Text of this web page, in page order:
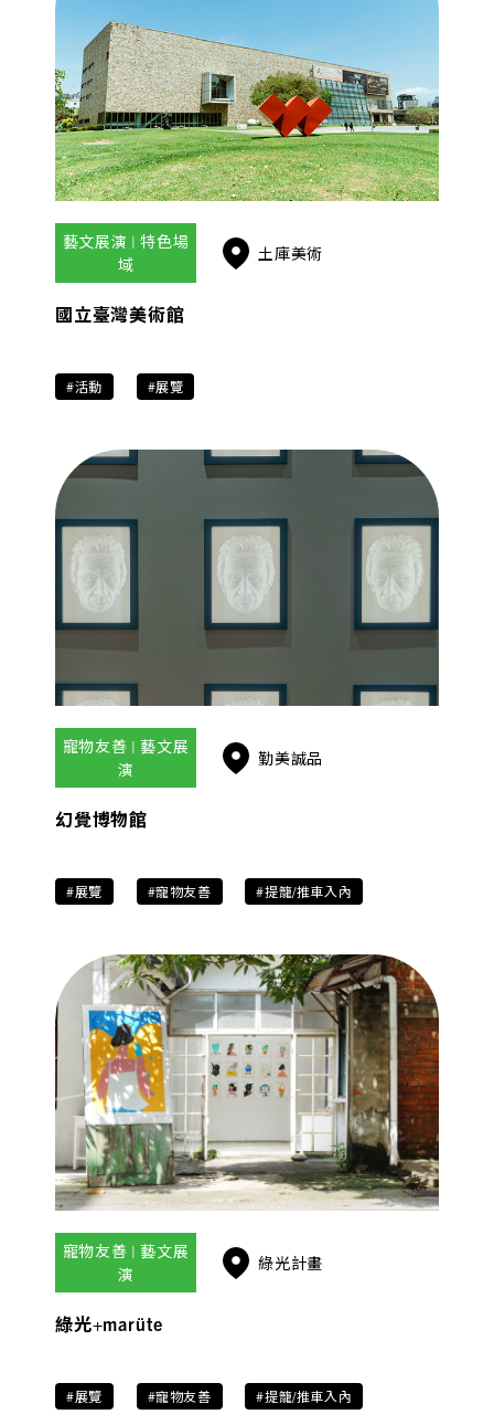
藝文展演 | 特色場
域
土庫美術
國立臺灣美術館
#活動 #展覽
寵物友善 | 藝文展
演
勤美誠品
幻覺博物館
#展覽 #寵物友善 #提籠/推車入內
寵物友善 | 藝文展
演
綠光計畫
綠光+marüte
#展覽 #寵物友善 #提籠/推車入內